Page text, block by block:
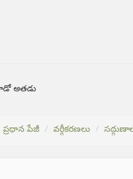
అతడు
ప్రధాన పేజీ వర్గీకరణలు